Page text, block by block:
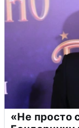
«Не просто